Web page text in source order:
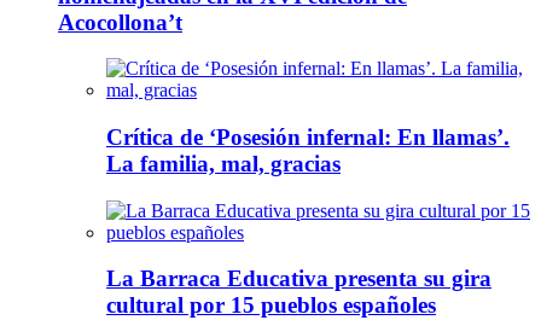
Acocollona’t
Crítica de ‘Posesión infernal: En llamas’.
La familia, mal, gracias
La Barraca Educativa presenta su gira
cultural por 15 pueblos españoles